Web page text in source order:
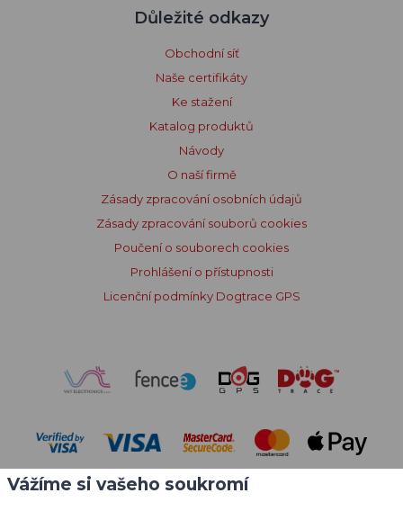
Důležité odkazy
Obchodní síť
Naše certifikáty
Ke stažení
Katalog produktů
Návody
O naší firmě
Zásady zpracování osobních údajů
Zásady zpracování souborů cookies
Poučení o souborech cookies
Prohlášení o přístupnosti
Licenční podmínky Dogtrace GPS
Vážíme si vašeho soukromí